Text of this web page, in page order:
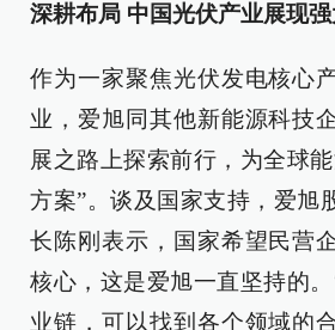
深耕布局 中国光伏产业展现
作为一家聚焦光伏发电核心
业，爱旭同其他新能源科技
展之路上探索前行，为全球
方案”。谈及国家支持，爱旭
长陈刚表示，国家希望民营
核心，这是爱旭一直坚持的
业链，可以找到各个领域的